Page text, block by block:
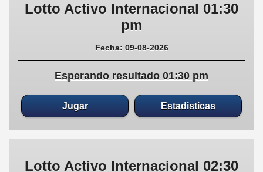
Lotto Activo Internacional 01:30
pm
Fecha: 09-08-2026
Esperando resultado 01:30 pm
Jugar Estadisticas
Lotto Activo Internacional 02:30